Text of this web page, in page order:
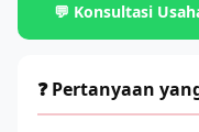
💬 Konsultasi
❓ Pertanyaan